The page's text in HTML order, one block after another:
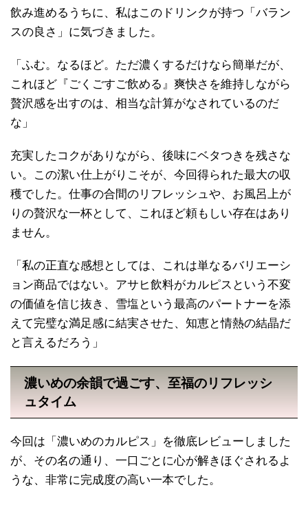
飲み進めるうちに、私はこのドリンクが持つ「バラン
スの良さ」に気づきました。
「ふむ。なるほど。ただ濃くするだけなら簡単だが、
これほど『ごくごすご飲める』爽快さを維持しながら
贅沢感を出すのは、相当な計算がなされているのだ
な」
充実したコクがありながら、後味にベタつきを残さな
い。この潔い仕上がりこそが、今回得られた最大の収
穫でした。仕事の合間のリフレッシュや、お風呂上が
りの贅沢な一杯として、これほど頼もしい存在はあり
ません。
「私の正直な感想としては、これは単なるバリエーシ
ョン商品ではない。アサヒ飲料がカルピスという不変
の価値を信じ抜き、雪塩という最高のパートナーを添
えて完璧な満足感に結実させた、知恵と情熱の結晶だ
と言えるだろう」
濃いめの余韻で過ごす、至福のリフレッシ
ュタイム
今回は「濃いめのカルピス」を徹底レビューしました
が、その名の通り、一口ごとに心が解きほぐされるよ
うな、非常に完成度の高い一本でした。